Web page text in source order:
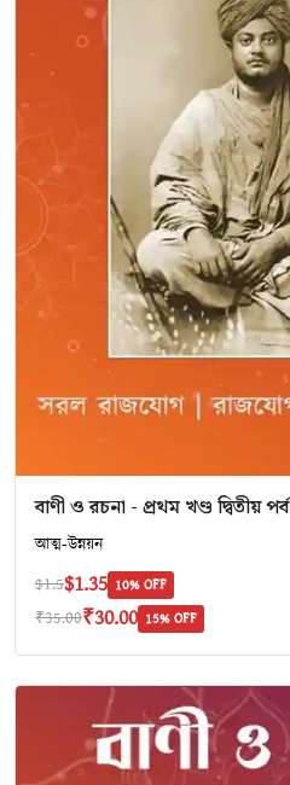
বাণী ও রচনা - প্রথম খণ্ড দ্বিতীয় পর্ব
আত্ম-উন্নয়ন
$1.5$1.35 10% OFF
₹35.00₹30.00 15% OFF